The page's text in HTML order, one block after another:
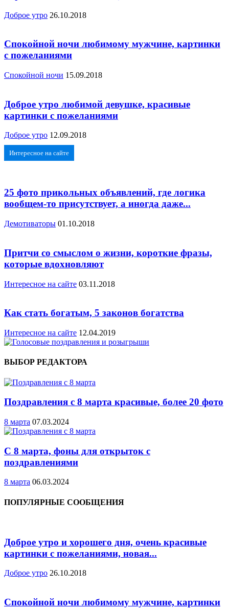
Доброе утро 26.10.2018
Спокойной ночи любимому мужчине, картинки
с пожеланиями
Спокойной ночи 15.09.2018
Доброе утро любимой девушке, красивые
картинки с пожеланиями
Доброе утро 12.09.2018
Интересное на сайте
25 фото прикольных объявлений, где логика
вообщем-то присутствует, а иногда даже...
Демотиваторы 01.10.2018
Притчи со смыслом о жизни, короткие фразы,
которые вдохновляют
Интересное на сайте 03.11.2018
Как стать богатым, 5 законов богатства
Интересное на сайте 12.04.2019
ВЫБОР РЕДАКТОРА
Поздравления с 8 марта красивые, более 20 фото
8 марта 07.03.2024
С 8 марта, фоны для открыток с
поздравлениями
8 марта 06.03.2024
ПОПУЛЯРНЫЕ СООБЩЕНИЯ
Доброе утро и хорошего дня, очень красивые
картинки с пожеланиями, новая...
Доброе утро 26.10.2018
Спокойной ночи любимому мужчине, картинки